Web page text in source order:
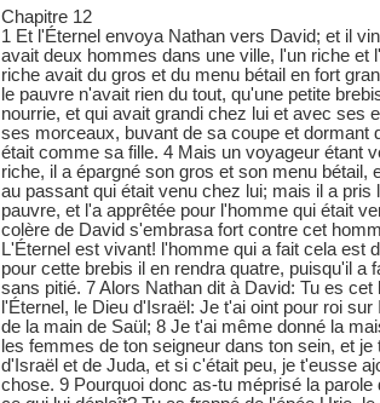
Chapitre 12
1 Et l'Éternel envoya Nathan vers David; et il
avait deux hommes dans une ville, l'un riche et
riche avait du gros et du menu bétail en fort
le pauvre n'avait rien du tout, qu'une petite
nourrie, et qui avait grandi chez lui et avec ses
ses morceaux, buvant de sa coupe et dormant
était comme sa fille. 4 Mais un voyageur étant
riche, il a épargné son gros et son menu bétail,
au passant qui était venu chez lui; mais il a pris
pauvre, et l'a apprêtée pour l'homme qui était
colère de David s'embrasa fort contre cet
L'Éternel est vivant! l'homme qui a fait cela est
pour cette brebis il en rendra quatre, puisqu'il a
sans pitié. 7 Alors Nathan dit à David: Tu es cet
l'Éternel, le Dieu d'Israël: Je t'ai oint pour roi
de la main de Saül; 8 Je t'ai même donné la
les femmes de ton seigneur dans ton sein, et je
d'Israël et de Juda, et si c'était peu, je t'eusse
chose. 9 Pourquoi donc as-tu méprisé la parole